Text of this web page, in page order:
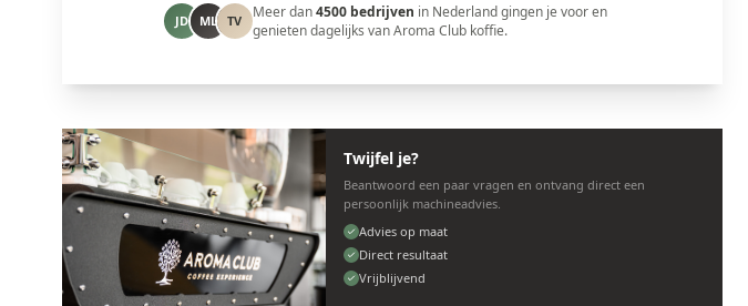
JD ML TV Meer dan4500 bedrijven in Nederland gingen je voor en
genieten dagelijks van Aroma Club koffie.
Twijfel je?
Beantwoord een paar vragen en ontvang direct een
persoonlijk machineadvies.
Advies op maat
Direct resultaat
Vrijblijvend